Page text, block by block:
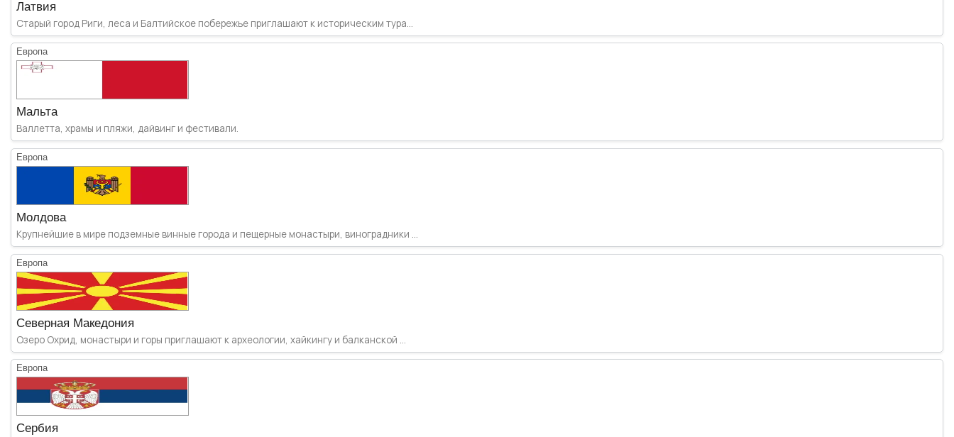
Латвия
Старый город Риги, леса и Балтийское побережье приглашают к историческим тура...
Европа
Мальта
Валлетта, храмы и пляжи, дайвинг и фестивали.
Европа
Молдова
Крупнейшие в мире подземные винные города и пещерные монастыри, виноградники ...
Европа
Северная Македония
Озеро Охрид, монастыри и горы приглашают к археологии, хайкингу и балканской ...
Европа
Сербия